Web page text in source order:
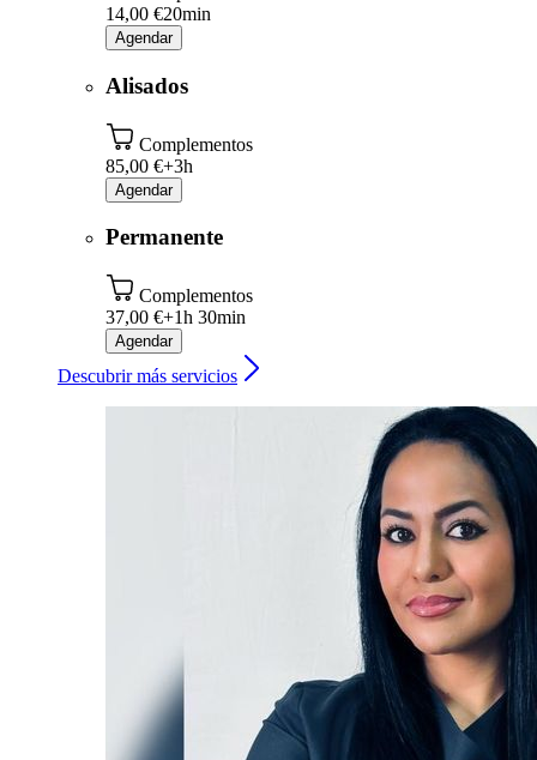
14,00 €20min
Agendar
Alisados
Complementos
85,00 €+3h
Agendar
Permanente
Complementos
37,00 €+1h 30min
Agendar
Descubrir más servicios